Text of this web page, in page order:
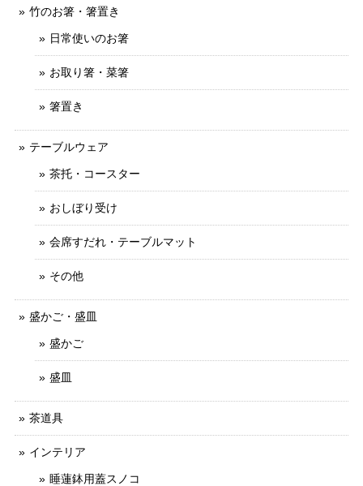
竹のお箸・箸置き
日常使いのお箸
お取り箸・菜箸
箸置き
テーブルウェア
茶托・コースター
おしぼり受け
会席すだれ・テーブルマット
その他
盛かご・盛皿
盛かご
盛皿
茶道具
インテリア
睡蓮鉢用蓋スノコ